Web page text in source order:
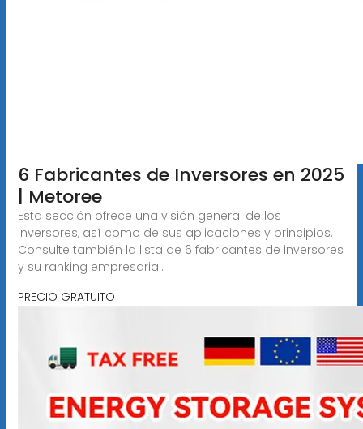
6 Fabricantes de Inversores en 2025
| Metoree
Esta sección ofrece una visión general de los
inversores, así como de sus aplicaciones y principios.
Consulte también la lista de 6 fabricantes de inversores
y su ranking empresarial.
PRECIO GRATUITO